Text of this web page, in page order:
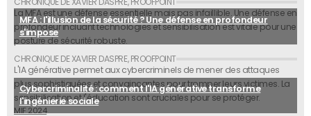
MFA : l'illusion de la sécurité ? Une défense en profondeur
s'impose
La MFA est une défense essentielle mais pas infaillible. Une défense en
profondeur incluant technologies et sensibilisation est vitale pour une
posture de sécurité robuste.
Cybercriminalité : comment l'IA générative transforme
l'ingénierie sociale
L'IA générative permet aux cybercriminels de mener des attaques
plus sophistiquées et convaincantes pour tromper leurs victimes. La
sensibilisation et l'éducation sont cruciales pour se protéger.
MIF 2024